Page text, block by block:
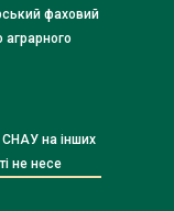
фаховий
СНАУ на інших
не несе